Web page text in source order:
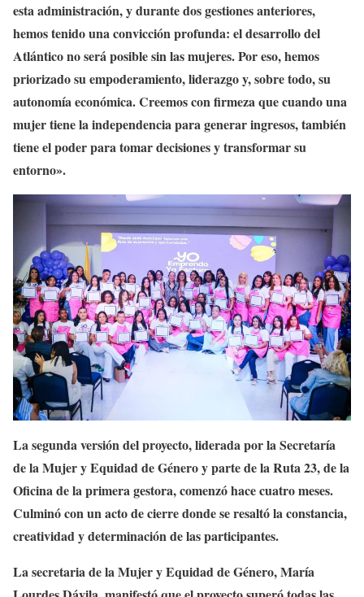
esta administración, y durante dos gestiones anteriores,
hemos tenido una convicción profunda: el desarrollo del
Atlántico no será posible sin las mujeres. Por eso, hemos
priorizado su empoderamiento, liderazgo y, sobre todo, su
autonomía económica. Creemos con firmeza que cuando una
mujer tiene la independencia para generar ingresos, también
tiene el poder para tomar decisiones y transformar su
entorno».
La segunda versión del proyecto, liderada por la Secretaría
de la Mujer y Equidad de Género y parte de la Ruta 23, de la
Oficina de la primera gestora, comenzó hace cuatro meses.
Culminó con un acto de cierre donde se resaltó la constancia,
creatividad y determinación de las participantes.
La secretaria de la Mujer y Equidad de Género, María